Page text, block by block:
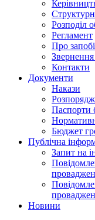
Розподіл
Регламент
Про
Контакти
Документи
Накази
Паспорти
Бюджет
Публічна
Запит на
Новини